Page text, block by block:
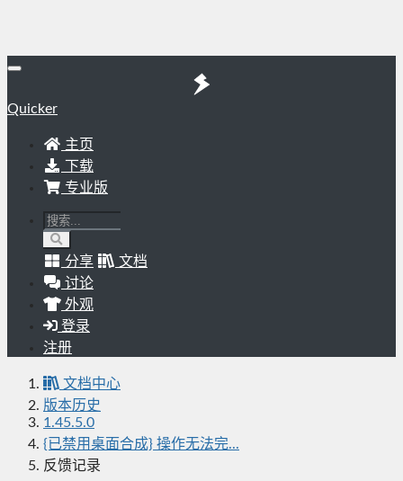
Quicker
主页
下载
专业版
分享
文档
讨论
外观
登录
注册
文档中心
版本历史
1.45.5.0
{已禁用桌面合成} 操作无法完...
反馈记录